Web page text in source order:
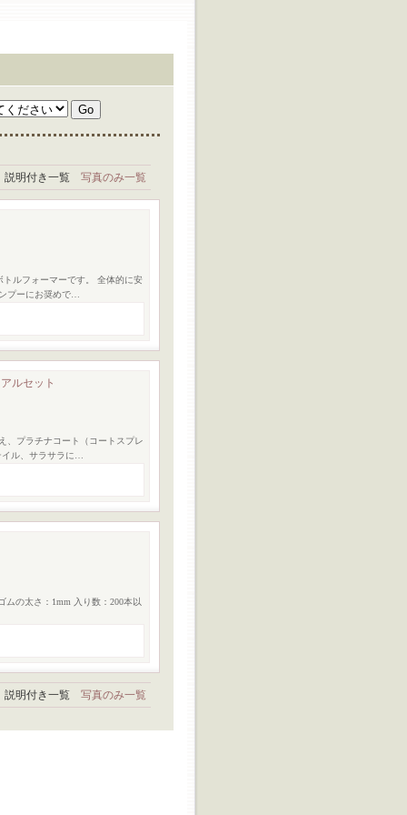
説明付き一覧 写真のみ一覧
ルフォーマーです。 全体的に安
プーにお奨めで…
ルセット
、プラチナコート（コートスプレ
ル、サラサラに…
の太さ：1mm 入り数：200本以
説明付き一覧 写真のみ一覧